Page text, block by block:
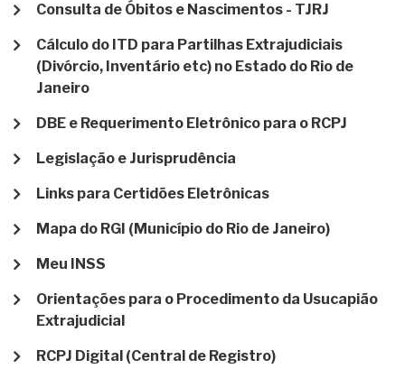
Consulta de Óbitos e Nascimentos - TJRJ
Cálculo do ITD para Partilhas Extrajudiciais
(Divórcio, Inventário etc) no Estado do Rio de
Janeiro
DBE e Requerimento Eletrônico para o RCPJ
Legislação e Jurisprudência
Links para Certidões Eletrônicas
Mapa do RGI (Município do Rio de Janeiro)
Meu INSS
Orientações para o Procedimento da Usucapião
Extrajudicial
RCPJ Digital (Central de Registro)